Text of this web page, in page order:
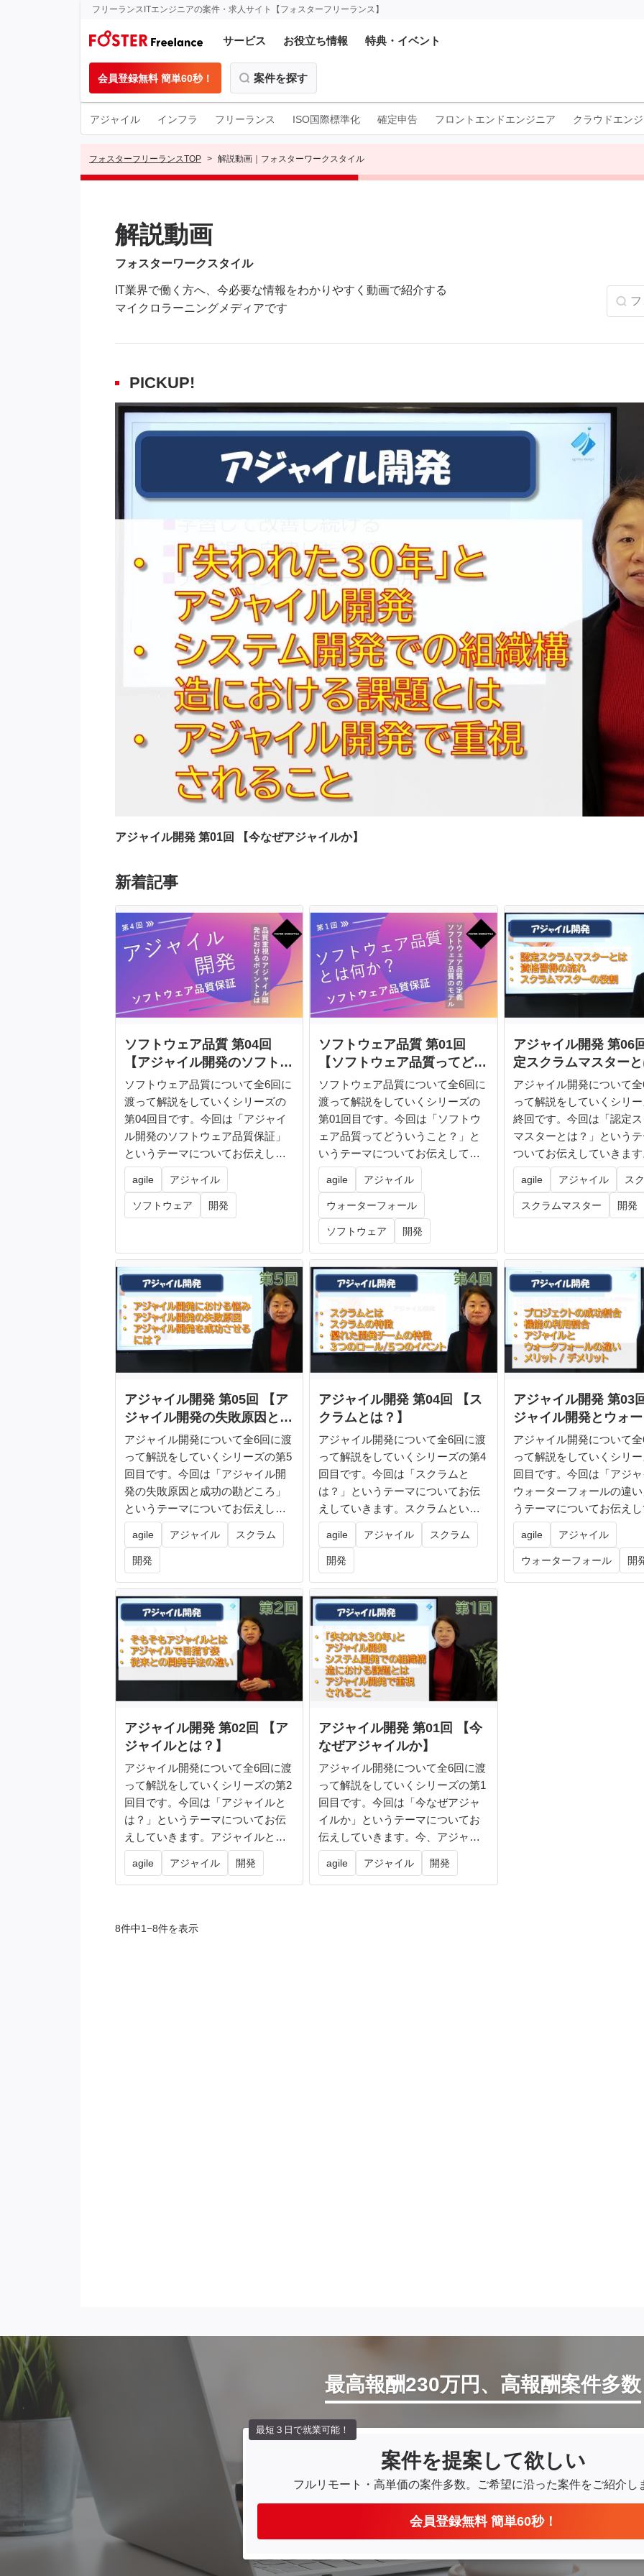
フリーランスITエンジニアの案件・求人サイト【フォスターフリーランス】
サービス お役立ち情報 特典・イベント
会員登録無料 簡単60秒！ 案件を探す
アジャイル インフラ フリーランス ISO国際標準化 確定申告 フロントエンドエンジニア クラウドエン
フォスターフリーランスTOP 解説動画｜フォスターワークスタイル
解説動画
フォスターワークスタイル
IT業界で働く方へ、今必要な情報をわかりやすく動画で紹介する
マイクロラーニングメディアです
PICKUP!
アジャイル開発 第01回 【今なぜアジャイルか】
新着記事
ソフトウェア品質 第04回
【アジャイル開発のソフトウ
ェア品質保証】
ソフトウェア品質について全6回に
渡って解説をしていくシリーズの
第04回目です。今回は「アジャイ
ル開発のソフトウェア品質保証」
というテーマについてお伝えして
いきま...
agile アジャイル
ソフトウェア 開発
ソフトウェア品質 第01回
【ソフトウェア品質ってどう
いうこと？】
ソフトウェア品質について全6回に
渡って解説をしていくシリーズの
第01回目です。今回は「ソフトウ
ェア品質ってどういうこと？」と
いうテーマについてお伝えしてい
きます...
agile アジャイル
ウォーターフォール
ソフトウェア 開発
アジャイル開発 第06
定スクラムマスター
アジャイル開発について
って解説をしていくシリ
終回です。今回は「認定
マスターとは？」という
ついてお伝えしていきま
ラムに関...
agile アジャイル ス
スクラムマスター 開発
アジャイル開発 第05回 【ア
ジャイル開発の失敗原因と成
功の勘どころ】
アジャイル開発について全6回に渡
って解説をしていくシリーズの第5
回目です。今回は「アジャイル開
発の失敗原因と成功の勘どころ」
というテーマについてお伝えして
いきま...
agile アジャイル スクラム
開発
アジャイル開発 第04回 【ス
クラムとは？】
アジャイル開発について全6回に渡
って解説をしていくシリーズの第4
回目です。今回は「スクラムと
は？」というテーマについてお伝
えしていきます。スクラムという
手法の歴...
agile アジャイル スクラム
開発
アジャイル開発 第03
ジャイル開発とウォ
ォール開発の違い】
アジャイル開発について
って解説をしていくシリ
回目です。今回は「アジ
ウォーターフォールの違
うテーマについてお伝え
ます。...
agile アジャイル
ウォーターフォール 開
アジャイル開発 第02回 【ア
ジャイルとは？】
アジャイル開発について全6回に渡
って解説をしていくシリーズの第2
回目です。今回は「アジャイルと
は？」というテーマについてお伝
えしていきます。アジャイルとい
う言葉...
agile アジャイル 開発
アジャイル開発 第01回 【今
なぜアジャイルか】
アジャイル開発について全6回に渡
って解説をしていくシリーズの第1
回目です。今回は「今なぜアジャ
イルか」というテーマについてお
伝えしていきます。今、アジャイ
ルとい...
agile アジャイル 開発
8件中1−8件を表示
最高報酬230万円、高報酬案件多数
案件を提案して欲しい
フルリモート・高単価の案件多数。 ご希望に沿った案件をご紹介し
会員登録無料 簡単60秒！
最短３日で就業可能！